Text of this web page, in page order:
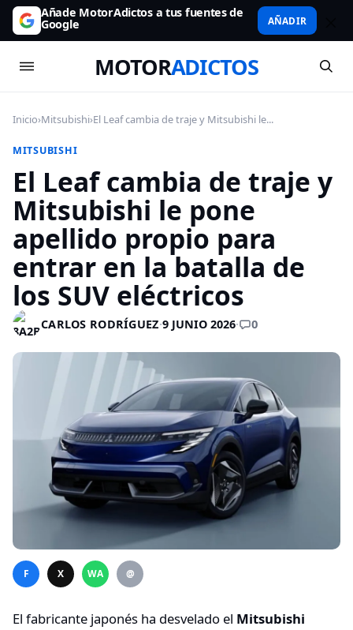
Añade MotorAdictos a tus fuentes de
Google AÑADIR
MOTORADICTOS
Inicio›Mitsubishi›El Leaf cambia de traje y Mitsubishi le...
MITSUBISHI
El Leaf cambia de traje y
Mitsubishi le pone
apellido propio para
entrar en la batalla de
los SUV eléctricos
CARLOS RODRÍGUEZ·9 JUNIO 2026· 0
F X WA @
El fabricante japonés ha desvelado el Mitsubishi